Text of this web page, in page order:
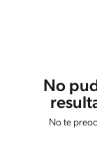
No
No te